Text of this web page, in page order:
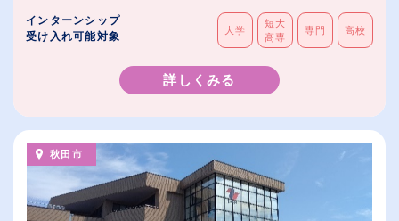
インターンシップ
受け入れ可能対象
大学
短大
高専
専門 高校
詳しくみる
秋田市